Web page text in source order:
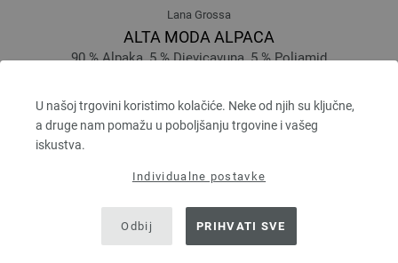
U našoj trgovini koristimo kolačiće. Neke od njih su ključne,
a druge nam pomažu u poboljšanju trgovine i vašeg
iskustva.
Individualne postavke
Odbij PRIHVATI SVE
Lana Grossa
ALTA MODA ALPACA
90 % Alpaka, 5 % Djevicavuna, 5 % Poliamid
Većina igle: 5 - 6
7,81 $
bez PDV-a, dodatno troškovi za dostavu, Osnovna cijena:
prev next